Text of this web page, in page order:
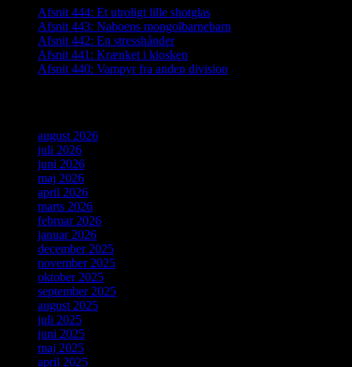
Afsnit 444: Et utroligt lille shotglas
Afsnit 443: Naboens mongolbarnebarn
Afsnit 442: En stresshånder
Afsnit 441: Krænket i kiosken
Afsnit 440: Vampyr fra anden division
august 2026
juli 2026
juni 2026
maj 2026
april 2026
marts 2026
februar 2026
januar 2026
december 2025
november 2025
oktober 2025
september 2025
august 2025
juli 2025
juni 2025
maj 2025
april 2025